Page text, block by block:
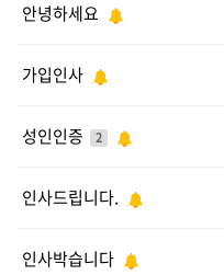
안녕하세요
가입인사
성인인증 2
인사드립니다.
인사박습니다